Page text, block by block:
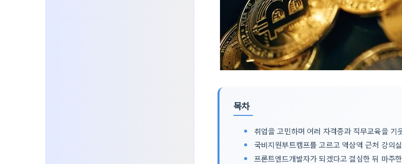
목차
취업을 고민하며 여러 자격증과 직무교육을 기
국비지원부트캠프를 고르고 역삼역 근처 강의
프론트엔드개발자가 되겠다고 결심한 뒤 마